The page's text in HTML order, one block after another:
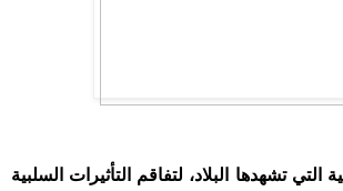
التي تشهدها البلاد، لتفاقم التأثيرات السلبية